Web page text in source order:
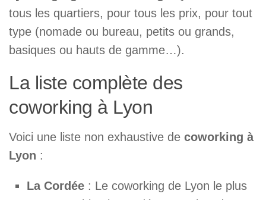
tous les quartiers, pour tous les prix, pour tout
type (nomade ou bureau, petits ou grands,
basiques ou hauts de gamme…).
La liste complète des
coworking à Lyon
Voici une liste non exhaustive de coworking à
Lyon :
La Cordée : Le coworking de Lyon le plus